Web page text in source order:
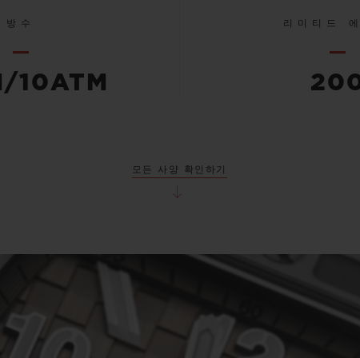
방수
10ATM
리미티드
모든 사양 확인하기